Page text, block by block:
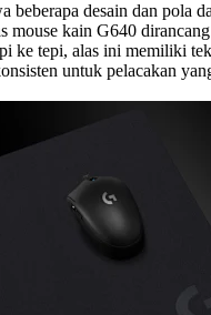
beberapa desain dan pola
mouse kain G640
ke tepi, alas ini memiliki
untuk pelacakan